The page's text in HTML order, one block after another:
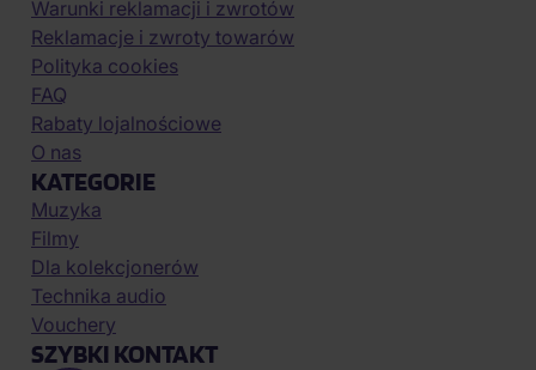
Warunki reklamacji i zwrotów
Reklamacje i zwroty towarów
Polityka cookies
FAQ
Rabaty lojalnościowe
O nas
KATEGORIE
Muzyka
Filmy
Dla kolekcjonerów
Technika audio
Vouchery
SZYBKI KONTAKT